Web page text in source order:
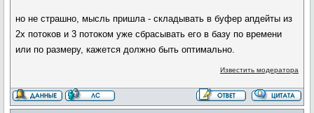
но не страшно, мысль пришла - складывать в буфер апдейты из
2х потоков и 3 потоком уже сбрасывать его в базу по времени
или по размеру, кажется должно быть оптимально.
Известить модератора